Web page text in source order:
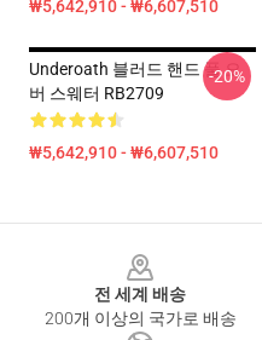
₩5,642,910 - ₩6,607,510
Underoath 블러드 핸드 풀 오
버 스웨터 RB2709
₩5,642,910 - ₩6,607,510
-20%
전 세계 배송
200개 이상의 국가로 배송